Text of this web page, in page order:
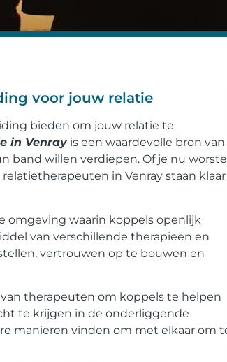
voor jouw relatie
bieden om jouw relatie te
in Venrayis een waardevolle bron van
band willen verdiepen. Of je nu
in Venray staan klaar
omgeving waarin koppels openlijk
van verschillende therapieën en
vertrouwen op te bouwen en
therapeuten om koppels te helpen
te krijgen in de onderliggende
manieren vinden om met elkaar om